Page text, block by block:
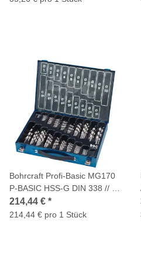
Bohrcraft Profi-Basic MG170
P-BASIC HSS-G DIN 338 // 1-
10x0,5 / 170-tlg.
214,44 € *
214,44 € pro 1 Stück